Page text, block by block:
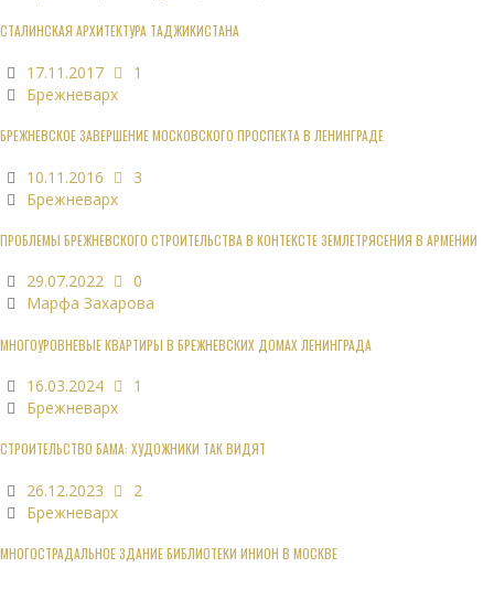
СТАЛИНСКАЯ АРХИТЕКТУРА ТАДЖИКИСТАНА
17.11.2017
1
Брежневарх
БРЕЖНЕВСКОЕ ЗАВЕРШЕНИЕ МОСКОВСКОГО ПРОСПЕКТА В ЛЕНИНГРАДЕ
10.11.2016
3
Брежневарх
ПРОБЛЕМЫ БРЕЖНЕВСКОГО СТРОИТЕЛЬСТВА В КОНТЕКСТЕ ЗЕМЛЕТРЯСЕНИЯ В АРМЕНИИ
29.07.2022
0
Марфа Захарова
МНОГОУРОВНЕВЫЕ КВАРТИРЫ В БРЕЖНЕВСКИХ ДОМАХ ЛЕНИНГРАДА
16.03.2024
1
Брежневарх
СТРОИТЕЛЬСТВО БАМА: ХУДОЖНИКИ ТАК ВИДЯТ
26.12.2023
2
Брежневарх
МНОГОСТРАДАЛЬНОЕ ЗДАНИЕ БИБЛИОТЕКИ ИНИОН В МОСКВЕ